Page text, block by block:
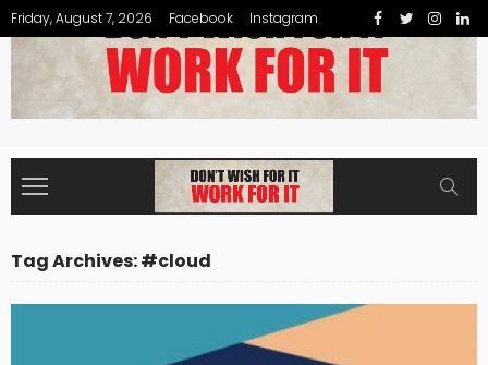
Friday, August 7, 2026 Facebook Instagram
Tag Archives: #cloud